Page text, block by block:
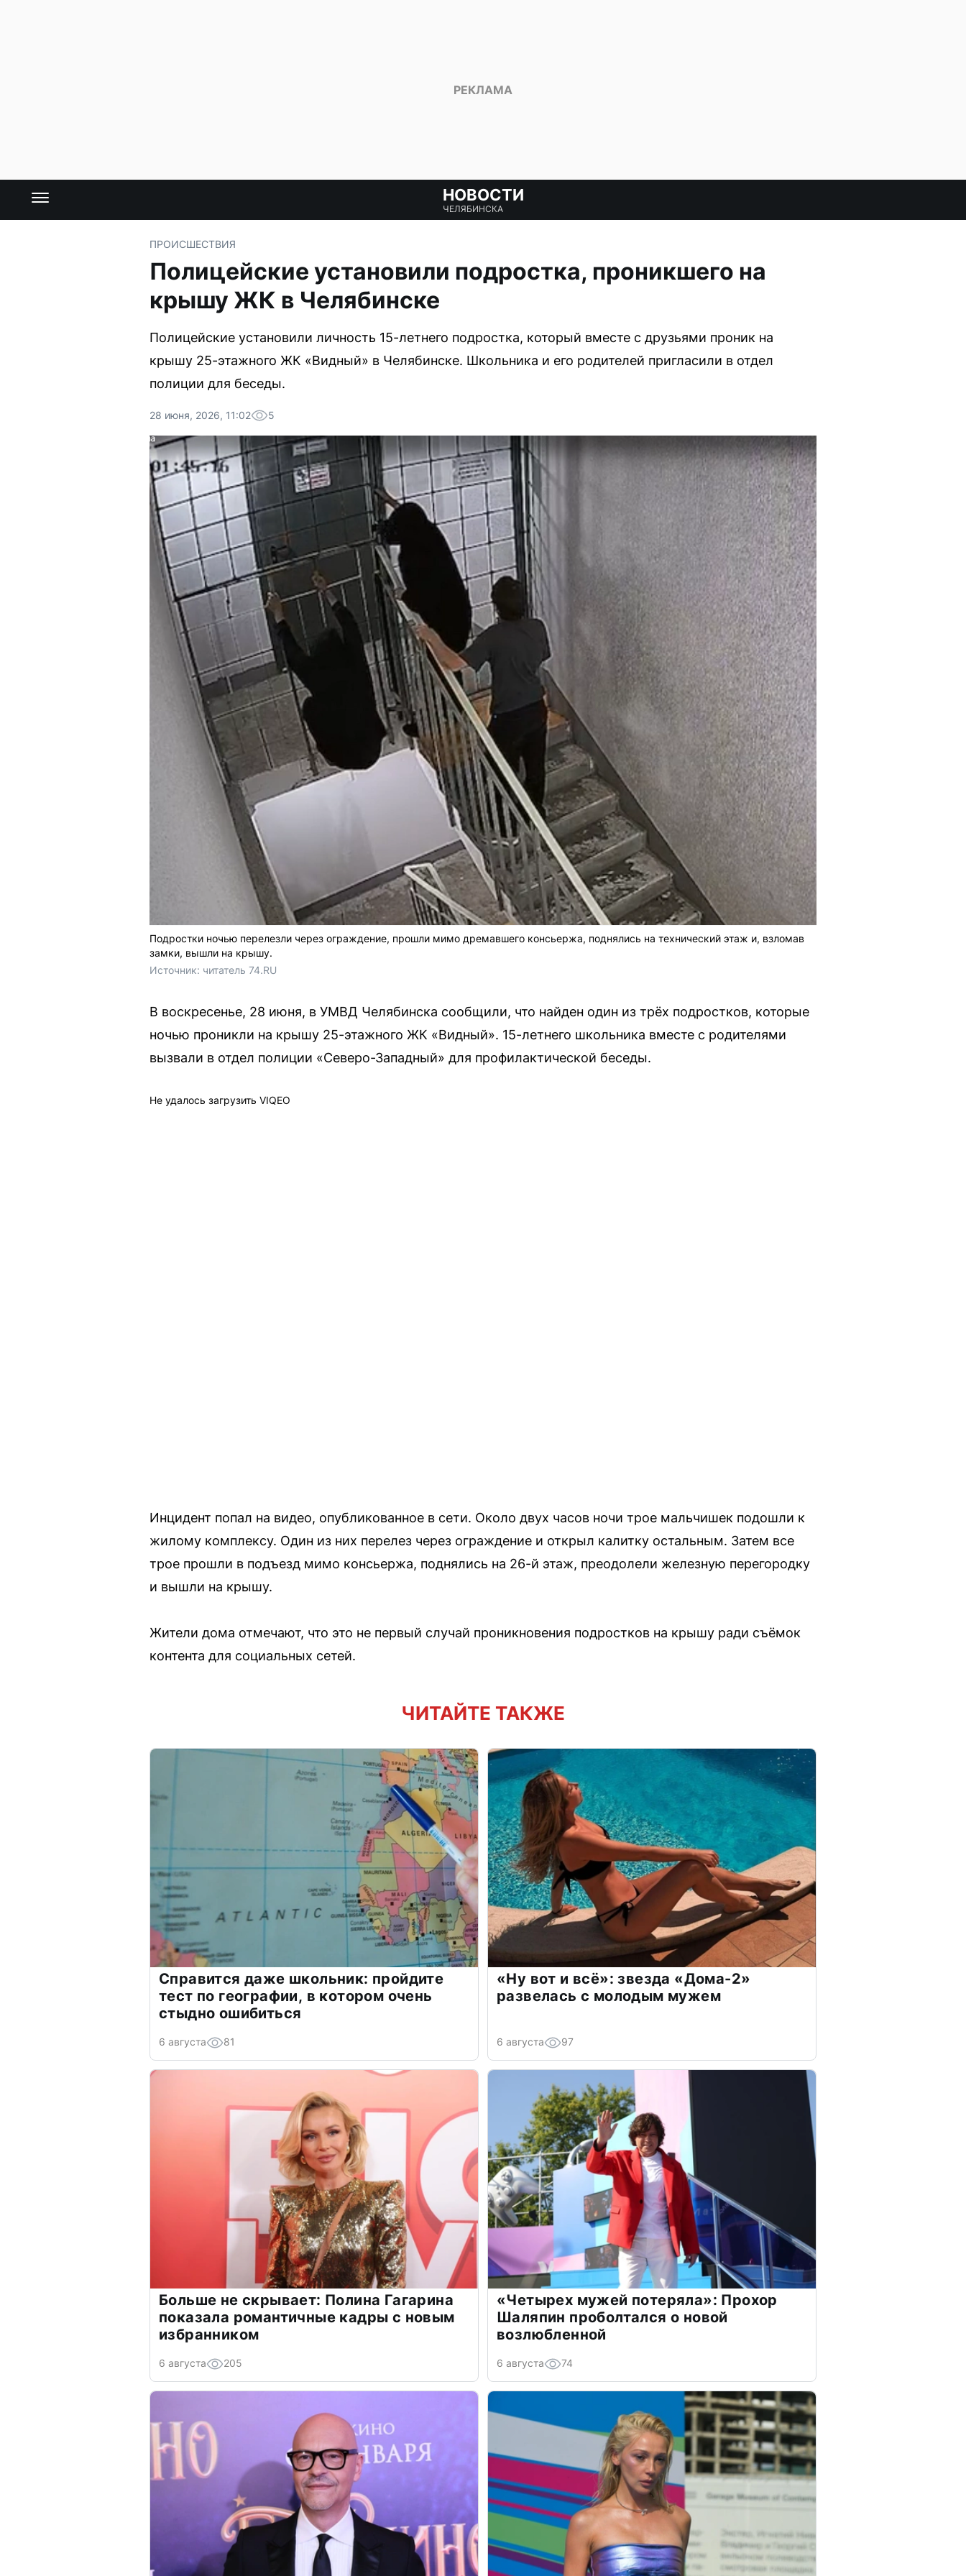
НОВОСТИ
ЧЕЛЯБИНСКА
ПРОИСШЕСТВИЯ
Полицейские установили подростка, проникшего на
крышу ЖК в Челябинске
Полицейские установили личность 15-летнего подростка, который вместе с друзьями проник на
крышу 25-этажного ЖК «Видный» в Челябинске. Школьника и его родителей пригласили в отдел
полиции для беседы.
28 июня, 2026, 11:02 5
Подростки ночью перелезли через ограждение, прошли мимо дремавшего консьержа, поднялись на технический этаж и, взломав
замки, вышли на крышу.
Источник: читатель 74.RU
В воскресенье, 28 июня, в УМВД Челябинска сообщили, что найден один из трёх подростков, которые
ночью проникли на крышу 25-этажного ЖК «Видный». 15-летнего школьника вместе с родителями
вызвали в отдел полиции «Северо-Западный» для профилактической беседы.
Не удалось загрузить VIQEO
Инцидент попал на видео, опубликованное в сети. Около двух часов ночи трое мальчишек подошли к
жилому комплексу. Один из них перелез через ограждение и открыл калитку остальным. Затем все
трое прошли в подъезд мимо консьержа, поднялись на 26-й этаж, преодолели железную перегородку
и вышли на крышу.
Жители дома отмечают, что это не первый случай проникновения подростков на крышу ради съёмок
контента для социальных сетей.
ЧИТАЙТЕ ТАКЖЕ
Справится даже школьник: пройдите
тест по географии, в котором очень
стыдно ошибиться
6 августа 81
«Ну вот и всё»: звезда «Дома-2»
развелась с молодым мужем
6 августа 97
Больше не скрывает: Полина Гагарина
показала романтичные кадры с новым
избранником
6 августа 205
«Четырех мужей потеряла»: Прохор
Шаляпин проболтался о новой
возлюбленной
6 августа 74